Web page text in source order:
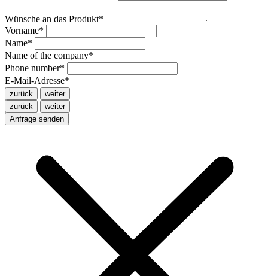
Wünsche an das Produkt*
Vorname*
Name*
Name of the company*
Phone number*
E-Mail-Adresse*
zurück
weiter
zurück
weiter
Anfrage senden